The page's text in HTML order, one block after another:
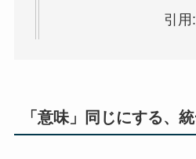
引用:
「意味」同じにする、